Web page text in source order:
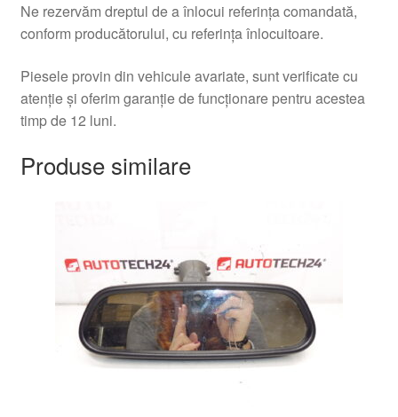
Ne rezervăm dreptul de a înlocui referința comandată,
conform producătorului, cu referința înlocuitoare.
Piesele provin din vehicule avariate, sunt verificate cu
atenție și oferim garanție de funcționare pentru acestea
timp de 12 luni.
Produse similare